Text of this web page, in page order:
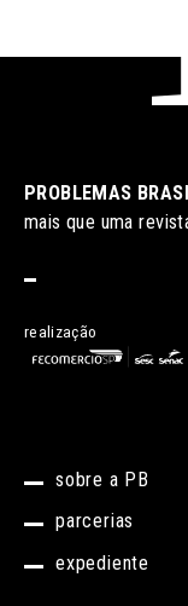
sobre a PB
parcerias
expediente
PROBLEMAS
mais que uma
realização